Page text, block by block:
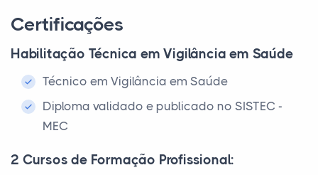
Certificações
Habilitação Técnica em Vigilância em Saúde
Técnico em Vigilância em Saúde
Diploma validado e publicado no SISTEC -
MEC
2 Cursos de Formação Profissional: